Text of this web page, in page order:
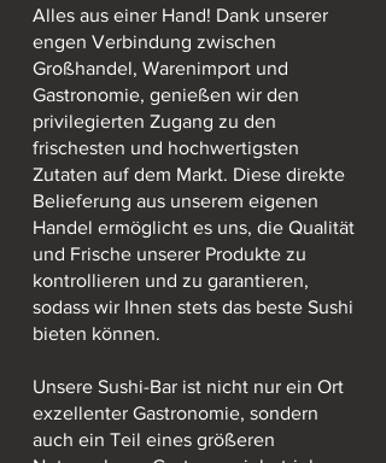
Alles aus einer Hand! Dank unserer
engen Verbindung zwischen
Großhandel, Warenimport und
Gastronomie, genießen wir den
privilegierten Zugang zu den
frischesten und hochwertigsten
Zutaten auf dem Markt. Diese direkte
Belieferung aus unserem eigenen
Handel ermöglicht es uns, die Qualität
und Frische unserer Produkte zu
kontrollieren und zu garantieren,
sodass wir Ihnen stets das beste Sushi
bieten können.
Unsere Sushi-Bar ist nicht nur ein Ort
exzellenter Gastronomie, sondern
auch ein Teil eines größeren